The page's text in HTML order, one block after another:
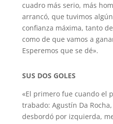
cuadro más serio, más
arrancó, que tuvimos
confianza máxima, tanto
como de que vamos a
Esperemos que se dé».
SUS DOS GOLES
«El primero fue cuando el
trabado: Agustín Da
desbordó por izquierda,